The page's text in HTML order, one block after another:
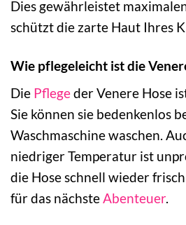
Dies gewährleistet
schützt die zarte Haut Ihres
Wie pflegeleicht ist die
Die Pflegeder Venere Hose
Sie können sie bedenkenlos
Waschmaschine waschen.
niedriger Temperatur ist
die Hose schnell wieder
für das nächsteAbenteuer.